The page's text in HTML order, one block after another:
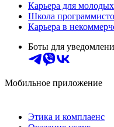
Карьера для
Школа
Карьера в
Боты для
Мобильное приложение
Этика и комплаенс